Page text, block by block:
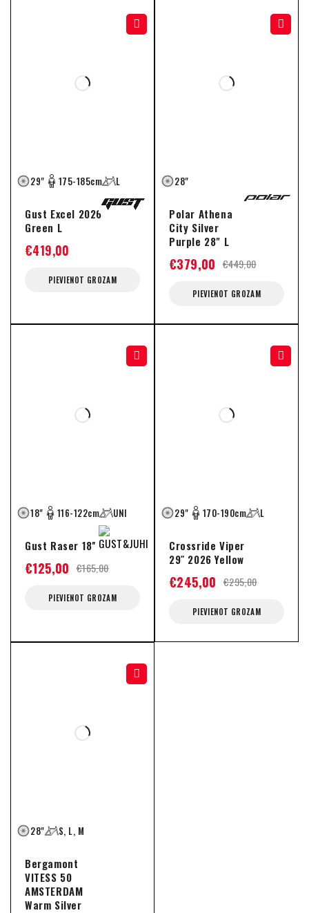
29" 175-185cm L
Gust Excel 2026
Green L
€419,00
PIEVIENOT GROZAM
28"
Polar Athena
City Silver
Purple 28" L
€449,00
€379,00
PIEVIENOT GROZAM
18" 116-122cm UNI
Gust Raser 18''
€165,00
€125,00
PIEVIENOT GROZAM
29" 170-190cm L
Crossride Viper
29″ 2026 Yellow
€295,00
€245,00
PIEVIENOT GROZAM
28" S, L, M
Bergamont
VITESS 50
AMSTERDAM
Warm Silver